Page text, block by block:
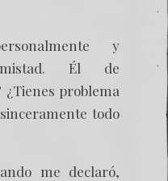
y
Él de
problema
todo
me declaró,